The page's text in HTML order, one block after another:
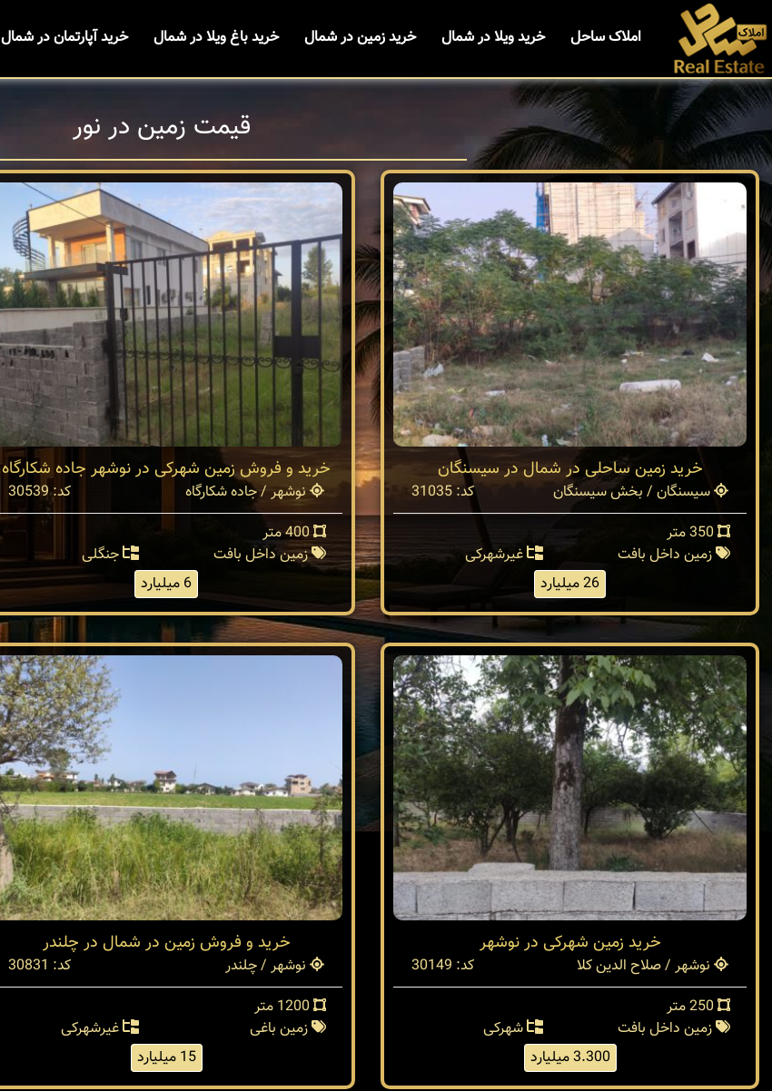
املاک ساحل خرید ویلا در شمال خرید زمین در شمال خرید باغ ویلا در شمال خرید آپارتمان در شمال
قیمت زمین در نور
خرید زمین ساحلی در شمال در سیسنگان
سیسنگان / بخش سیسنگان
کد: 31035
زمین داخل بافت
غیرشهرکی
26 میلیارد
خرید و فروش زمین شهرکی در نوشهر جاده شکارگاه
نوشهر / جاده شکارگاه
کد: 30539
400 متر
زمین داخل بافت
جنگلی
6 میلیارد
خرید زمین شهرکی در نوشهر
نوشهر / صلاح الدین کلا
کد: 30149
زمین داخل بافت
شهرکی
3.300 میلیارد
خرید و فروش زمین در شمال در چلندر
نوشهر / چلندر
کد: 30831
1200 متر
زمین باغی
غیرشهرکی
15 میلیارد